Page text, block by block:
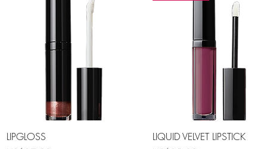
LIPGLOSS
快速瀏覽
LIQUID VELVET LIPSTICK